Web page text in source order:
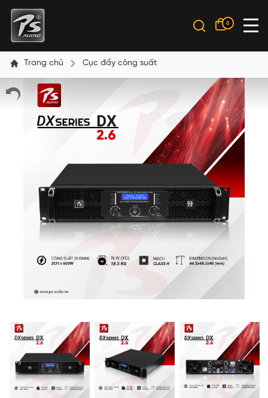
0
Trang chủ Cục đẩy công suất